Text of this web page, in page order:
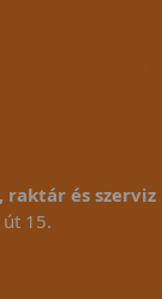
raktár és szerviz
út 15.